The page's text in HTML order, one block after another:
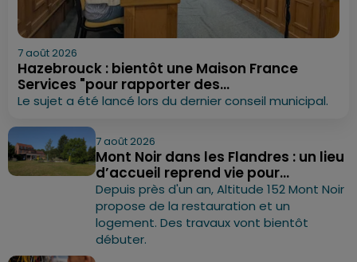
7 août 2026
Hazebrouck : bientôt une Maison France
Services "pour rapporter des...
Le sujet a été lancé lors du dernier conseil municipal.
7 août 2026
Mont Noir dans les Flandres : un lieu
d’accueil reprend vie pour...
Depuis près d'un an, Altitude 152 Mont Noir
propose de la restauration et un
logement. Des travaux vont bientôt
débuter.